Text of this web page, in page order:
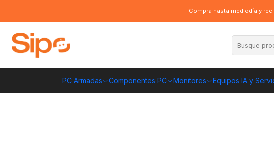
PC Armadas Componentes PC Monitores Equipos IA y
¡Compra hasta mediodía y
Memoria Ram Kingston Fury Beast